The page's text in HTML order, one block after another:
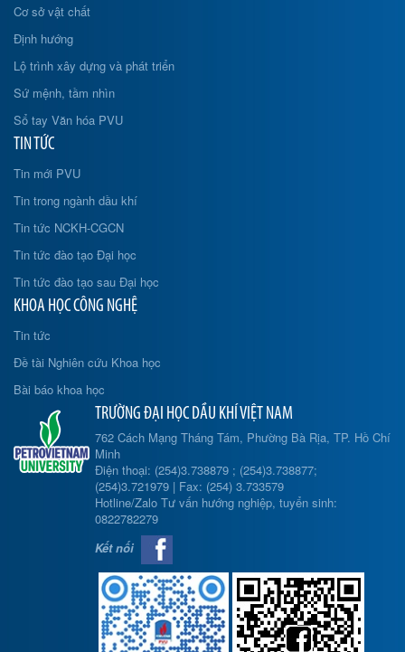
Cơ sở vật chất
Định hướng
Lộ trình xây dựng và phát triển
Sứ mệnh, tầm nhìn
Sổ tay Văn hóa PVU
TIN TỨC
Tin mới PVU
Tin trong ngành dầu khí
Tin tức NCKH-CGCN
Tin tức đào tạo Đại học
Tin tức đào tạo sau Đại học
KHOA HỌC CÔNG NGHỆ
Tin tức
Đề tài Nghiên cứu Khoa học
Bài báo khoa học
TRƯỜNG ĐẠI HỌC DẦU KHÍ VIỆT NAM
762 Cách Mạng Tháng Tám, Phường Bà Rịa, TP. Hồ Chí
Minh
Điện thoại: (254)3.738879 ; (254)3.738877;
(254)3.721979 | Fax: (254) 3.733579
Hotline/Zalo Tư vấn hướng nghiệp, tuyển sinh:
0822782279
Kết nối